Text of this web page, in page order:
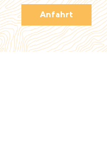
Anfahrt